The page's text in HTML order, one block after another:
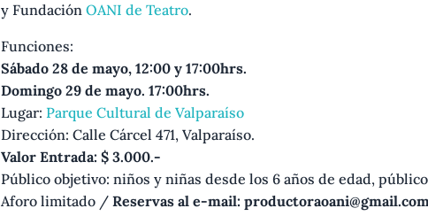
y Fundación OANI de Teatro.
Funciones:
Sábado 28 de mayo, 12:00 y 17:00hrs.
Domingo 29 de mayo. 17:00hrs.
Lugar: Parque Cultural de Valparaíso
Dirección: Calle Cárcel 471, Valparaíso.
Valor Entrada: $ 3.000.-
Público objetivo: niños y niñas desde los 6 años de edad,
Aforo limitado / Reservas al e-mail: